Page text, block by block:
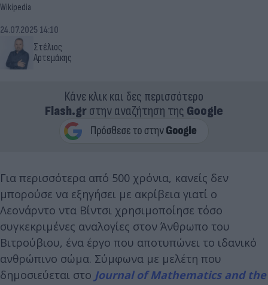
Wikipedia
Στέλιος
Αρτεμάκης
24.07.2025 14:10
Κάνε κλικ και δες περισσότερο
Flash.grστην αναζήτηση της Google
Για περισσότερα από 500 χρόνια, κανείς δεν
μπορούσε να εξηγήσει με ακρίβεια γιατί ο
Λεονάρντο ντα Βίντσι χρησιμοποίησε τόσο
συγκεκριμένες αναλογίες στον Άνθρωπο του
Βιτρούβιου, ένα έργο που αποτυπώνει το ιδανικό
ανθρώπινο σώμα. Σύμφωνα με μελέτη που
δημοσιεύεται στο Journal of Mathematics and the